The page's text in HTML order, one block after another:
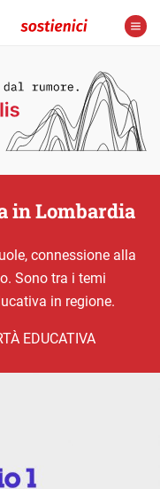
in Lombardia
connessione alla
Sono tra i temi
in regione.
EDUCATIVA